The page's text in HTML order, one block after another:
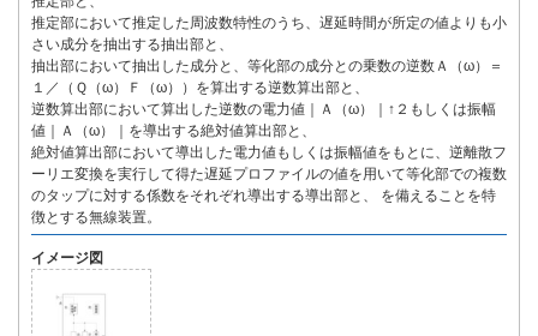
推定部において推定した周波数特性のうち、遅延時間が所定の値よりも小
さい成分を抽出する抽出部と、
抽出部において抽出した成分と、等化部の成分との乗数の逆数Ａ（ω）＝
１／（Ｑ（ω）Ｆ（ω））を算出する逆数算出部と、
逆数算出部において算出した逆数の電力値｜Ａ（ω）｜↑２もしくは振幅
値｜Ａ（ω）｜を導出する絶対値算出部と、
絶対値算出部において導出した電力値もしくは振幅値をもとに、逆離散フ
ーリエ変換を実行して得た遅延プロファイルの値を用いて等化部での複数
のタップに対する係数をそれぞれ導出する導出部と、 を備えることを特
徴とする無線装置。
イメージ図